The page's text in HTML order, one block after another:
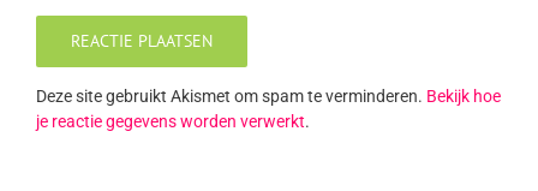
Deze site gebruikt Akismet om spam te verminderen. Bekijk hoe
je reactie gegevens worden verwerkt.